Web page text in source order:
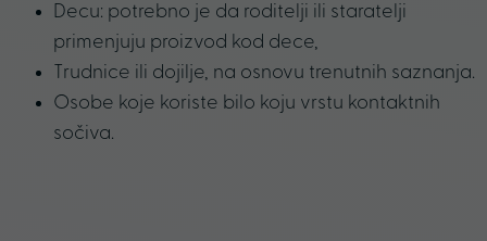
Decu: potrebno je da roditelji ili staratelji
primenjuju proizvod kod dece,
Trudnice ili dojilje, na osnovu trenutnih saznanja.
Osobe koje koriste bilo koju vrstu kontaktnih
sočiva.